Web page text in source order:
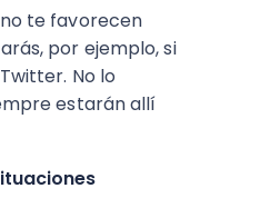
te favorecen
por ejemplo, si
No lo
estarán allí